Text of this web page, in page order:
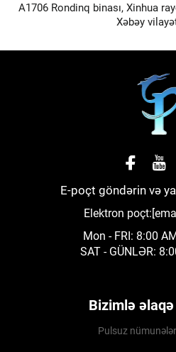
A1706 Rondinq binası, Xinhua
Xəbəy
E-poçt göndərin və
Elektron poçt:
Mon - FRI: 8:00
SAT - GÜNLƏR:
Bizimlə əlaqə
Pulsuz